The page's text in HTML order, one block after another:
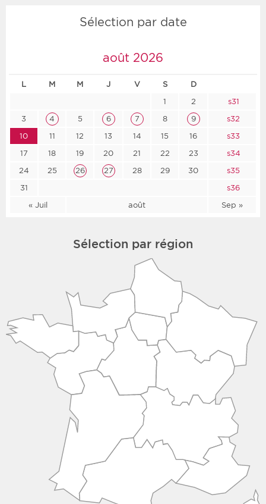
Sélection par date
août 2026
L M M J V S D
« Juil août Sep »
1 2
s31
3
4 5 6 7 8 9
s32
10
11 12 13 14 15 16
s33
17
18 19 20 21 22 23
s34
24
25 26 27 28 29 30
s35
31
s36
Sélection par région